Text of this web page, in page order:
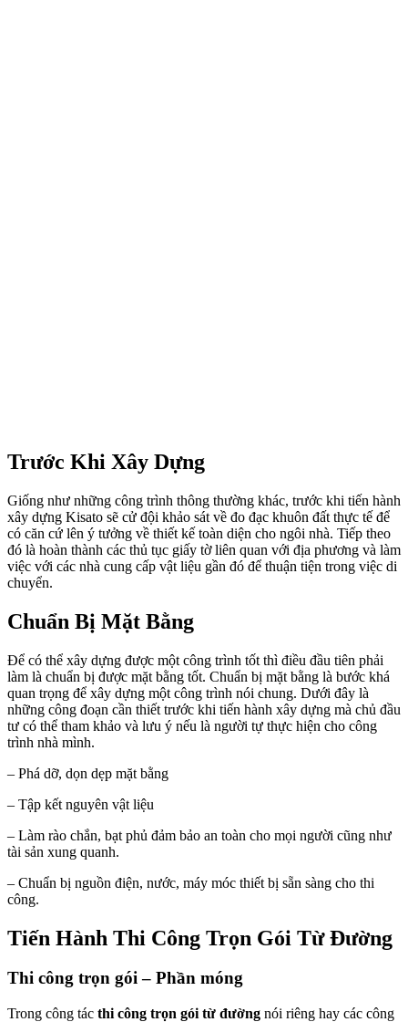
Trước Khi Xây Dựng
Giống như những công trình thông thường khác, trước khi tiến hành
xây dựng Kisato sẽ cử đội khảo sát về đo đạc khuôn đất thực tế để
có căn cứ lên ý tưởng về thiết kế toàn diện cho ngôi nhà. Tiếp theo
đó là hoàn thành các thủ tục giấy tờ liên quan với địa phương và làm
việc với các nhà cung cấp vật liệu gần đó để thuận tiện trong việc di
chuyển.
Chuẩn Bị Mặt Bằng
Để có thể xây dựng được một công trình tốt thì điều đầu tiên phải
làm là chuẩn bị được mặt bằng tốt. Chuẩn bị mặt bằng là bước khá
quan trọng để xây dựng một công trình nói chung. Dưới đây là
những công đoạn cần thiết trước khi tiến hành xây dựng mà chủ đầu
tư có thể tham khảo và lưu ý nếu là người tự thực hiện cho công
trình nhà mình.
– Phá dỡ, dọn dẹp mặt bằng
– Tập kết nguyên vật liệu
– Làm rào chắn, bạt phủ đảm bảo an toàn cho mọi người cũng như
tài sản xung quanh.
– Chuẩn bị nguồn điện, nước, máy móc thiết bị sẵn sàng cho thi
công.
Tiến Hành Thi Công Trọn Gói Từ Đường
Thi công trọn gói – Phần móng
Trong công tác thi công trọn gói từ đường nói riêng hay các công